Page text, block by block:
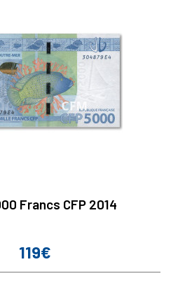
Francs CFP 2014
Prix
119€